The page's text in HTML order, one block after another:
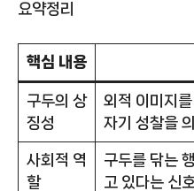
요약정리
핵심 내용
구두의 상
징성
외적 이미지
자기 성찰을 의
사회적 역
할
구두를 닦는
고 있다는 신호